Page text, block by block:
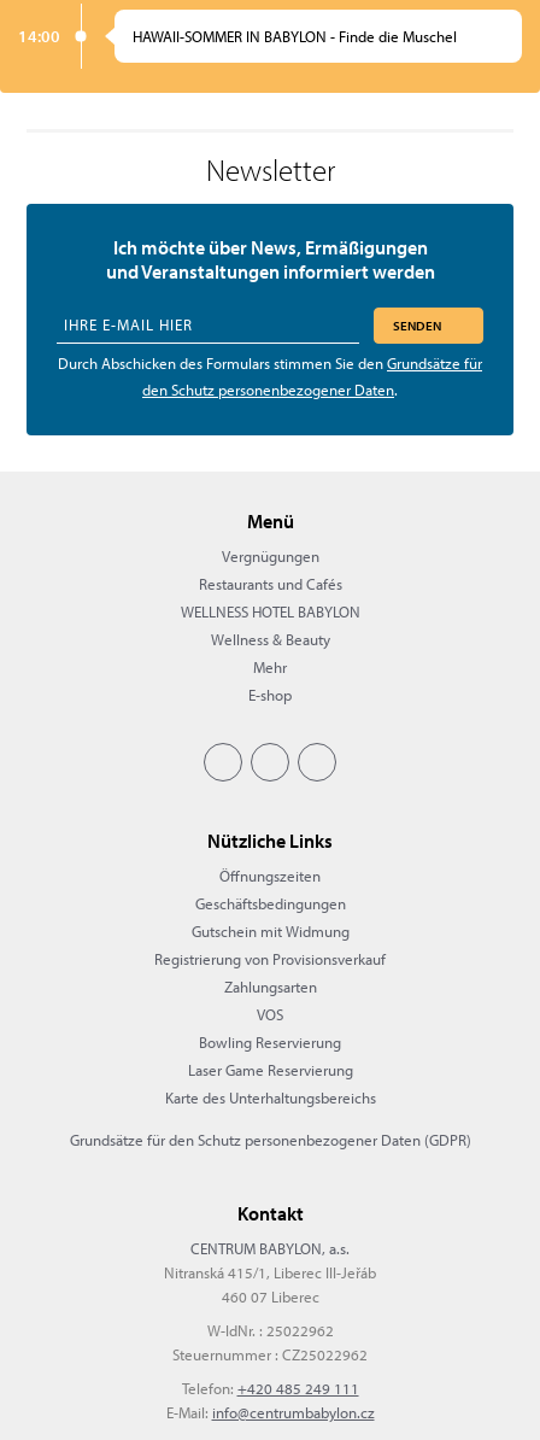
14:00 HAWAII-SOMMER IN BABYLON - Finde die Muschel
Newsletter
Ich möchte über News, Ermäßigungen
und Veranstaltungen informiert werden
SENDEN
Durch Abschicken des Formulars stimmen Sie denGrundsätze für
den Schutz personenbezogener Daten.
Menü
Vergnügungen
Restaurants und Cafés
WELLNESS HOTEL BABYLON
Wellness & Beauty
Mehr
E-shop
Nützliche Links
Öffnungszeiten
Geschäftsbedingungen
Gutschein mit Widmung
Registrierung von Provisionsverkauf
Zahlungsarten
VOS
Bowling Reservierung
Laser Game Reservierung
Karte des Unterhaltungsbereichs
Grundsätze für den Schutz personenbezogener Daten (GDPR)
Kontakt
CENTRUM BABYLON, a.s.
Nitranská 415/1, Liberec III-Jeřáb
460 07 Liberec
W-IdNr. : 25022962
Steuernummer : CZ25022962
Telefon: +420 485 249 111
E-Mail: info@centrumbabylon.cz